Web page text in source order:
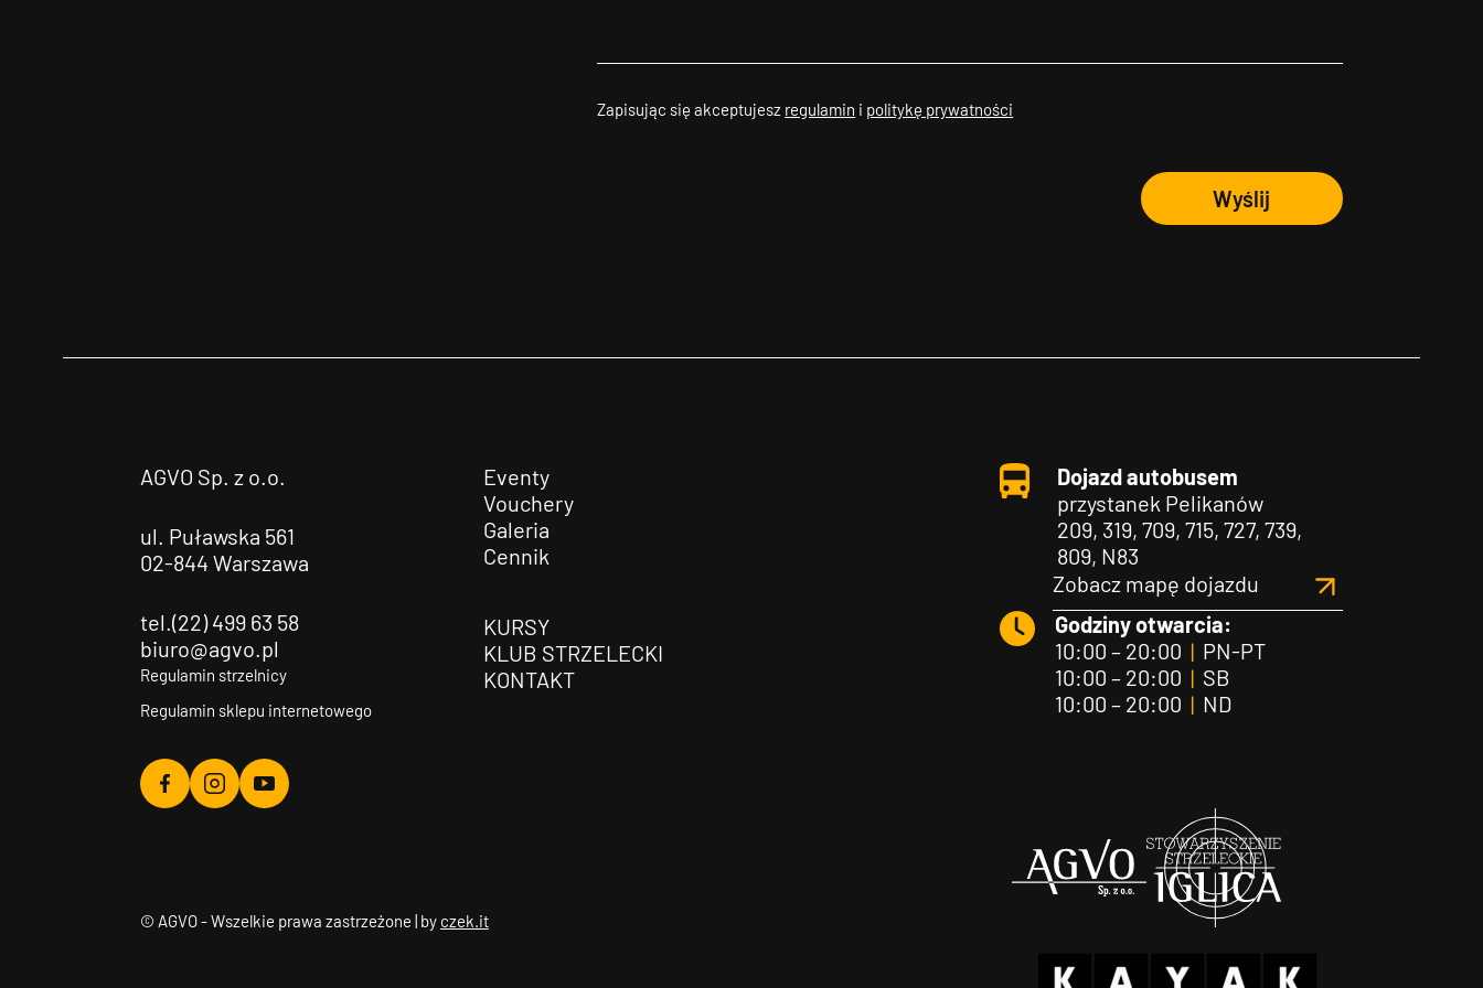
Zapisując się akceptujesz regulamin i politykę prywatności
Wyślij
AGVO Sp. z o.o.
ul. Puławska 561
02-844 Warszawa
tel.(22) 499 63 58
biuro@agvo.pl
Regulamin strzelnicy
Regulamin sklepu internetowego
Agvo
Agvo
Agvo
Eventy
Vouchery
Galeria
Cennik
KURSY
KLUB STRZELECKI
KONTAKT
Dojazd autobusem
przystanek Pelikanów
209, 319, 709, 715, 727, 739,
809, N83
Zobacz mapę dojazdu
Godziny otwarcia:
10:00 – 20:00 |PN-PT
10:00 – 20:00 |SB
10:00 – 20:00 |ND
© AGVO - Wszelkie prawa zastrzeżone | by czek.it
Agvo Iglica